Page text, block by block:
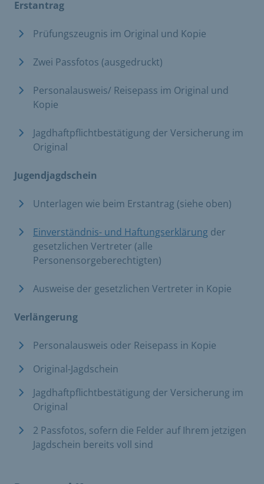
Erstantrag
Prüfungszeugnis im Original und Kopie
Zwei Passfotos (ausgedruckt)
Personalausweis/ Reisepass im Original und
Kopie
Jagdhaftpflichtbestätigung der Versicherung im
Original
Jugendjagdschein
Unterlagen wie beim Erstantrag (siehe oben)
Einverständnis- und Haftungserklärung der
gesetzlichen Vertreter (alle
Personensorgeberechtigten)
Ausweise der gesetzlichen Vertreter in Kopie
Verlängerung
Personalausweis oder Reisepass in Kopie
Original-Jagdschein
Jagdhaftpflichtbestätigung der Versicherung im
Original
2 Passfotos, sofern die Felder auf Ihrem jetzigen
Jagdschein bereits voll sind